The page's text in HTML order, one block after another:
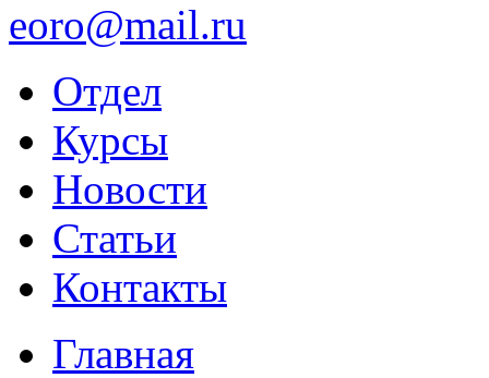
eoro@mail.ru
Отдел
Курсы
Новости
Статьи
Контакты
Главная